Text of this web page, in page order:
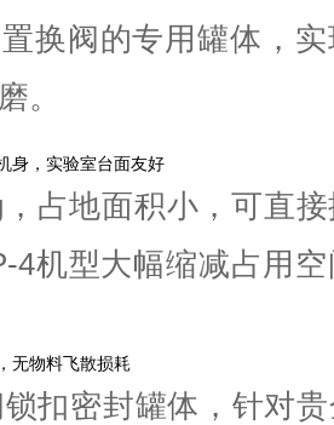
换阀的专用罐体，
。
身，实验室台面友好
占地面积小，可直
4机型大幅缩减占用
无物料飞散损耗
扣密封罐体，针对